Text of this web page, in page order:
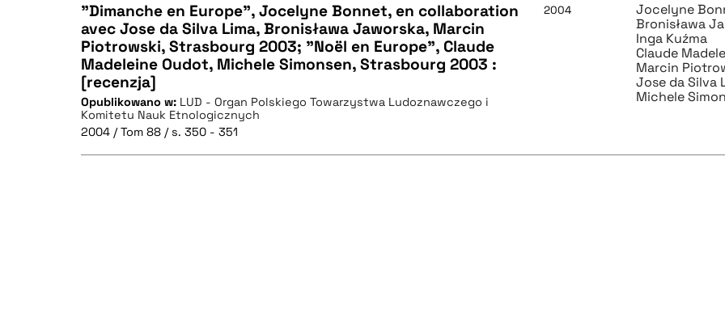
"Dimanche en Europe", Jocelyne Bonnet, en collaboration
avec Jose da Silva Lima, Bronisława Jaworska, Marcin
Piotrowski, Strasbourg 2003; "Noël en Europe", Claude
Madeleine Oudot, Michele Simonsen, Strasbourg 2003 :
[recenzja]
Opublikowano w: LUD - Organ Polskiego Towarzystwa Ludoznawczego i
Komitetu Nauk Etnologicznych
2004 / Tom 88 / s. 350 - 351
2004
Jocelyne
Bronisława
Inga Kuźma
Claude
Marcin
Jose da Silva
Michele